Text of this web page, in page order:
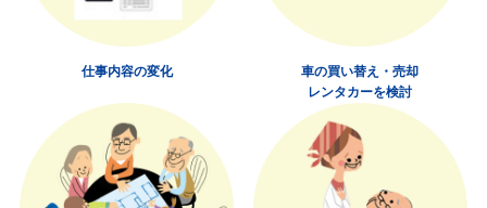
仕事内容の変化
車の買い替え・売却
レンタカーを検討